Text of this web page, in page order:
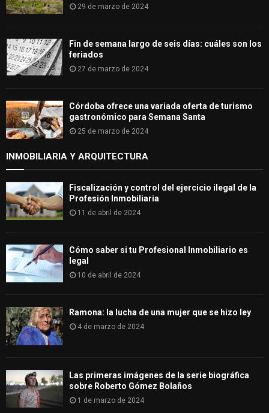
29 de marzo de 2024
Fin de semana largo de seis días: cuáles son los
feriados
27 de marzo de 2024
Córdoba ofrece una variada oferta de turismo
gastronómico para Semana Santa
25 de marzo de 2024
INMOBILIARIA Y ARQUITECTURA
Fiscalización y control del ejercicio ilegal de la
Profesión Inmobiliaria
11 de abril de 2024
Cómo saber si tu Profesional Inmobiliario es
legal
10 de abril de 2024
Ramona: la lucha de una mujer que se hizo ley
4 de marzo de 2024
Las primeras imágenes de la serie biográfica
sobre Roberto Gómez Bolaños
1 de marzo de 2024